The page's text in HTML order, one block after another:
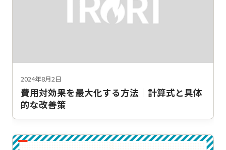
2024年8月2日
費用対効果を最大化する方法｜計算式と具体
的な改善策